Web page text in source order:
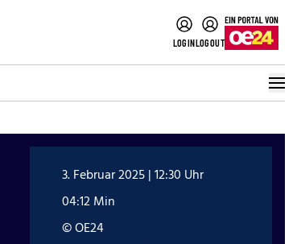
LOGINLOGOUT
3. Februar 2025 | 12:30 Uhr
04:12 Min
© OE24